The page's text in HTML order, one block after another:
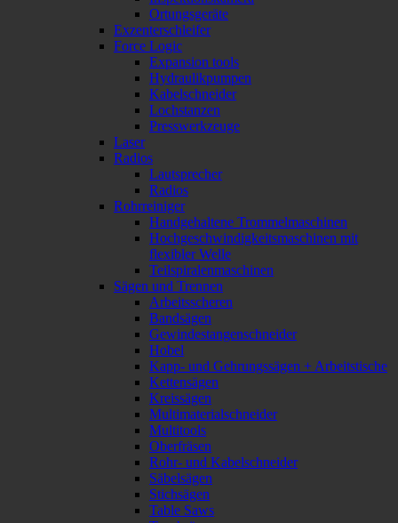
Ortungsgeräte
Exzenterschleifer
Force Logic
Expansion tools
Hydraulikpumpen
Kabelschneider
Lochstanzen
Presswerkzeuge
Laser
Radios
Lautsprecher
Radios
Rohrreiniger
Handgehaltene Trommelmaschinen
Hochgeschwindigkeitsmaschinen mit
flexibler Welle
Teilspiralenmaschinen
Sägen und Trennen
Arbeitsscheren
Bandsägen
Gewindestangenschneider
Hobel
Kapp- und Gehrungssägen + Arbeitstische
Kettensägen
Kreissägen
Multimaterialschneider
Multitools
Oberfräsen
Rohr- und Kabelschneider
Säbelsägen
Stichsägen
Table Saws